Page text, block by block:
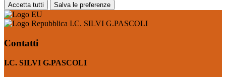
Accetta tutti Salva le preferenze
I.C. SILVI G.PASCOLI
Contatti
I.C. SILVI G.PASCOLI